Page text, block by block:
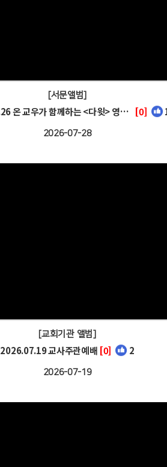
[서문앨범]
2026.07.26 온 교우가 함께하는 <다윗> 영화관람 [0]
2026-07-28
[교회기관 앨범]
2026.07.19 교사주관예배 [0] 2
2026-07-19